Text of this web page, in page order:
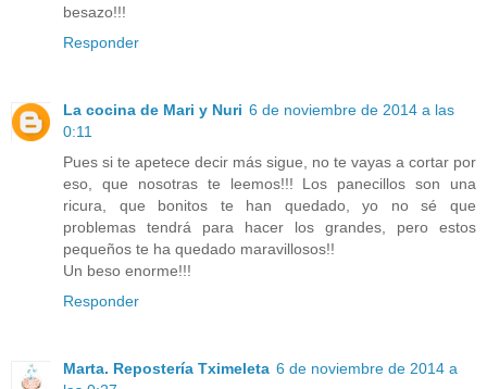
besazo!!!
Responder
La cocina de Mari y Nuri 6 de noviembre de 2014 a las
0:11
Pues si te apetece decir más sigue, no te vayas a cortar por
eso, que nosotras te leemos!!! Los panecillos son una
ricura, que bonitos te han quedado, yo no sé que
problemas tendrá para hacer los grandes, pero estos
pequeños te ha quedado maravillosos!!
Un beso enorme!!!
Responder
Marta. Repostería Tximeleta 6 de noviembre de 2014 a